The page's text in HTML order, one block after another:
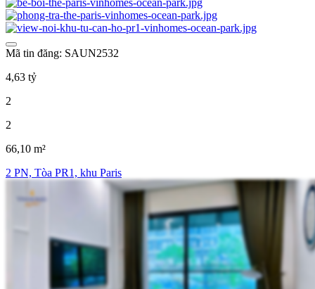
Mã tin đăng: SAUN2532
4,63 tỷ
2
2
66,10 m²
2 PN, Tòa PR1, khu Paris